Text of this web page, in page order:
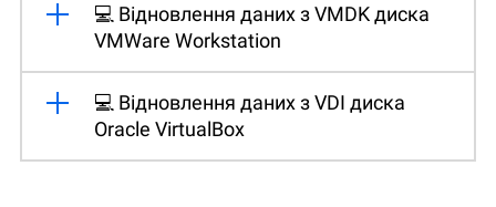
💻 Відновлення даних з VMDK диска
VMWare Workstation
💻 Відновлення даних з VDI диска
Oracle VirtualBox